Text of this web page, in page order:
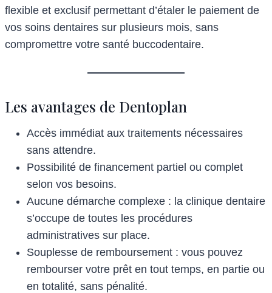
flexible et exclusif permettant d’étaler le paiement de
vos soins dentaires sur plusieurs mois, sans
compromettre votre santé buccodentaire.
Les avantages de Dentoplan
Accès immédiat aux traitements nécessaires
sans attendre.
Possibilité de financement partiel ou complet
selon vos besoins.
Aucune démarche complexe : la clinique dentaire
s’occupe de toutes les procédures
administratives sur place.
Souplesse de remboursement : vous pouvez
rembourser votre prêt en tout temps, en partie ou
en totalité, sans pénalité.